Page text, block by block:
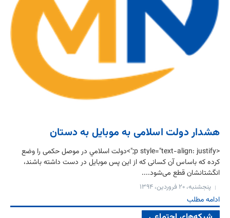
هشدار دولت اسلامی به موبایل به دستان
<p style="text-align: justify;">دولت اسلامي در موصل حکمی را وضع
کرده که باساس آن کسانی که از این پس موبایل در دست داشته باشند،
انگشتانشان قطع می‌شود....
پنجشنبه، ۲۰ فروردین، ۱۳۹۴
ادامه مطلب